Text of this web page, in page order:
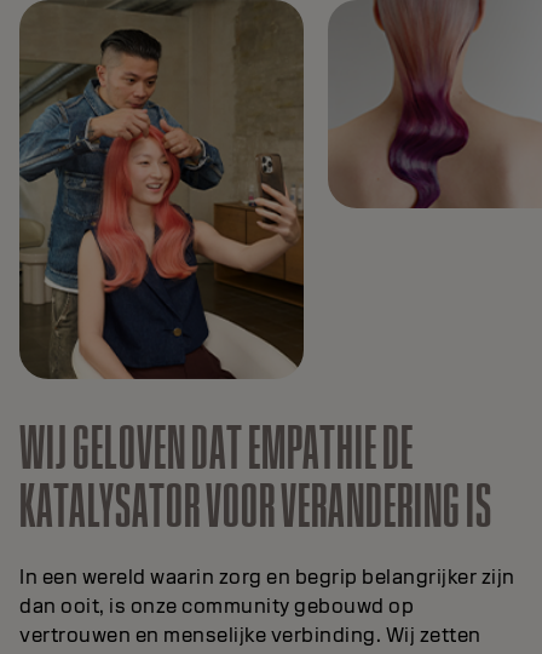
WIJ GELOVEN DAT EMPATHIE DE
KATALYSATOR VOOR VERANDERING IS
In een wereld waarin zorg en begrip belangrijker zijn
dan ooit, is onze community gebouwd op
vertrouwen en menselijke verbinding. Wij zetten